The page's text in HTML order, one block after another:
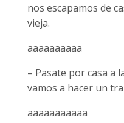
nos escapamos de
vieja.
aaaaaaaaaa
– Pasate por casa a
vamos a hacer un
aaaaaaaaaaa